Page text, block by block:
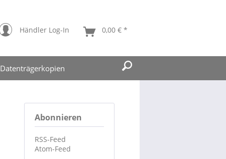
Händler Log-In 0,00 € *
Datenträgerkopien
Abonnieren
RSS-Feed
Atom-Feed